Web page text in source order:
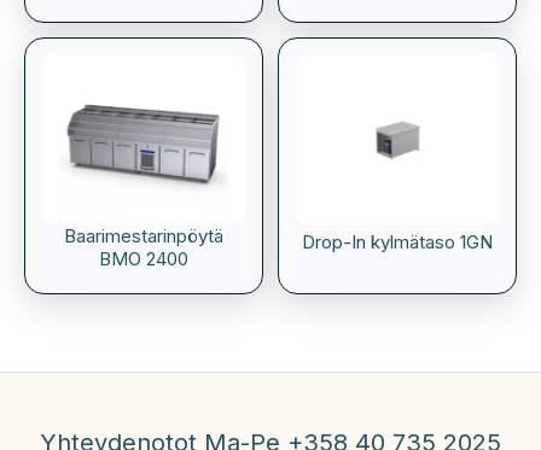
Baarimestarinpöytä
BMO 2400
Drop-In kylmätaso 1GN
Yhteydenotot Ma-Pe +358 40 735 2025